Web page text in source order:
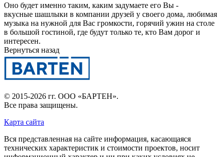
Оно будет именно таким, каким задумаете его Вы -
вкусные шашлыки в компании друзей у своего дома, любимая
музыка на нужной для Вас громкости, горячий ужин на столе
в большой гостиной, где будут только те, кто Вам дорог и
интересен.
Вернуться назад
© 2015-2026 гг. ООО «БАРТЕН».
Все права защищены.
Карта сайта
Вся представленная на сайте информация, касающаяся
технических характеристик и стоимости проектов, носит